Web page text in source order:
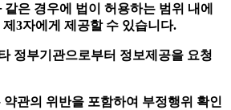
은 경우에 법이 허용하는 범위 내에
3자에게 제공할 수 있습니다.
정부기관으로부터 정보제공을 요청
관의 위반을 포함하여 부정행위 확인